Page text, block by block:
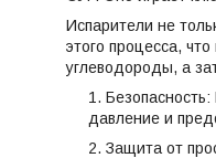
Испарители не
этого процесса,
углеводороды, а
давление и
Защита от